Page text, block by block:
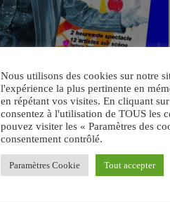
Nous utilisons des cookies sur notre
l'expérience la plus pertinente en
en répétant vos visites. En cliquant
consentez à l'utilisation de TOUS les
pouvez visiter les « Paramètres des
consentement contrôlé.
Paramètres Cookie Tout accepter